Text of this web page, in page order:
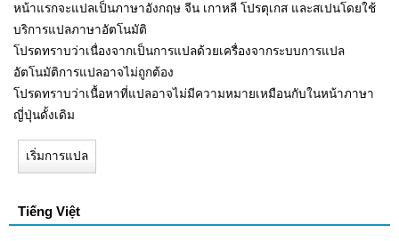
หน้าแรกจะแปลเป็นภาษาอังกฤษ จีน เกาหลี โปรตุเกส และสเปนโดยใช้
บริการแปลภาษาอัตโนมัติ
โปรดทราบว่าเนื่องจากเป็นการแปลด้วยเครื่องจากระบบการแปล
อัตโนมัติการแปลอาจไม่ถูกต้อง
โปรดทราบว่าเนื้อหาที่แปลอาจไม่มีความหมายเหมือนกับในหน้าภาษา
ญี่ปุ่นดั้งเดิม
เริ่มการแปล
Tiếng Việt